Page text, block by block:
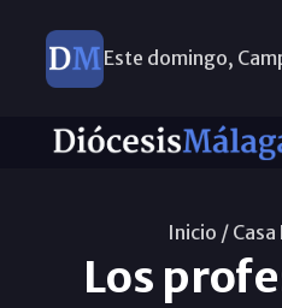
Este domingo,
Inicio /
Los